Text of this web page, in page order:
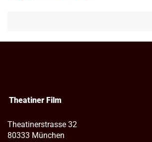
Theatiner Film
Theatinerstrasse 32
80333 München